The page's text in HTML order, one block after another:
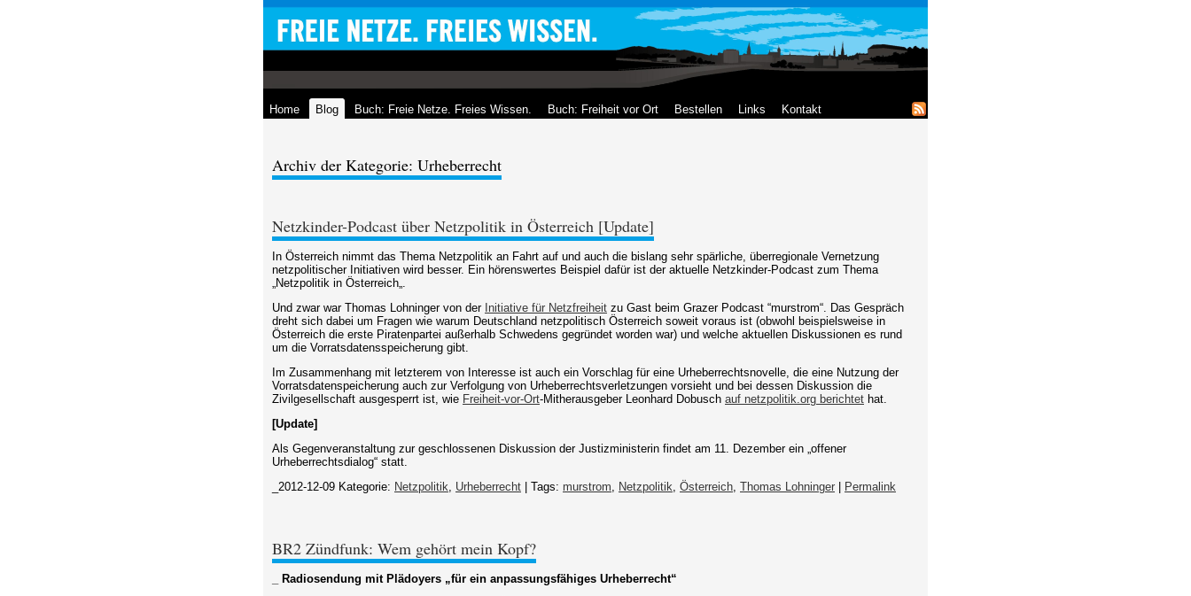
Home Blog Buch: Freie Netze. Freies Wissen. Buch: Freiheit vor Ort Bestellen Links Kontakt
Archiv der Kategorie: Urheberrecht
Netzkinder-Podcast über Netzpolitik in Österreich [Update]
In Österreich nimmt das Thema Netzpolitik an Fahrt auf und auch die bislang sehr spärliche, überregionale Vernetzung
netzpolitischer Initiativen wird besser. Ein hörenswertes Beispiel dafür ist der aktuelle Netzkinder-Podcast zum Thema
„Netzpolitik in Österreich„.
Und zwar war Thomas Lohninger von der Initiative für Netzfreiheit zu Gast beim Grazer Podcast “murstrom“. Das Gespräch
dreht sich dabei um Fragen wie warum Deutschland netzpolitisch Österreich soweit voraus ist (obwohl beispielsweise in
Österreich die erste Piratenpartei außerhalb Schwedens gegründet worden war) und welche aktuellen Diskussionen es rund
um die Vorratsdatensspeicherung gibt.
Im Zusammenhang mit letzterem von Interesse ist auch ein Vorschlag für eine Urheberrechtsnovelle, die eine Nutzung der
Vorratsdatenspeicherung auch zur Verfolgung von Urheberrechtsverletzungen vorsieht und bei dessen Diskussion die
Zivilgesellschaft ausgesperrt ist, wie Freiheit-vor-Ort-Mitherausgeber Leonhard Dobusch auf netzpolitik.org berichtet hat.
[Update]
Als Gegenveranstaltung zur geschlossenen Diskussion der Justizministerin findet am 11. Dezember ein „offener
Urheberrechtsdialog“ statt.
_2012-12-09 Kategorie: Netzpolitik, Urheberrecht | Tags: murstrom, Netzpolitik, Österreich, Thomas Lohninger Permalink
BR2 Zündfunk: Wem gehört mein Kopf?
_ Radiosendung mit Plädoyers „für ein anpassungsfähiges Urheberrecht“